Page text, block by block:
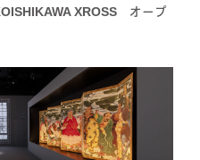
XROSS オープ